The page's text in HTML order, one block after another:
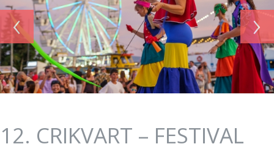
‹ ›
12. CRIKVART – FESTIVAL